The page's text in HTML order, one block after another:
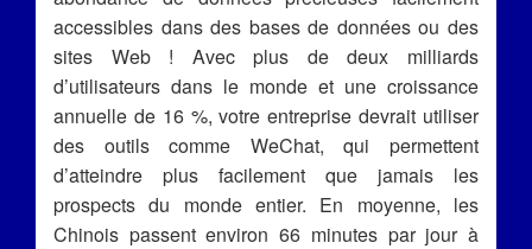
accessibles dans des bases de données ou des
sites Web ! Avec plus de deux milliards
d’utilisateurs dans le monde et une croissance
annuelle de 16 %, votre entreprise devrait utiliser
des outils comme WeChat, qui permettent
d’atteindre plus facilement que jamais les
prospects du monde entier. En moyenne, les
Chinois passent environ 66 minutes par jour à